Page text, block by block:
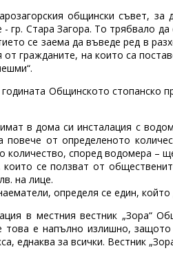
общински съвет,
гр. Стара Загора. То трябвало
се заема да въведе ред в
гражданите, на които са
Общинското стопанско
в дома си инсталация с
повече от определеното
количество, според водомера –
които се ползват от
на лице.
определя се един,
в местния вестник „Зора“
това е напълно излишно,
еднаква за всички. Вестник